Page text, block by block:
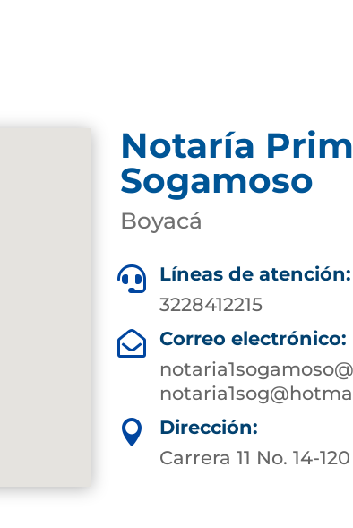
Notaría
Sogamoso
Boyacá

Líneas de atención:
3228412215

Correo electrónico:

Dirección:
Carrera 11 No. 14-120